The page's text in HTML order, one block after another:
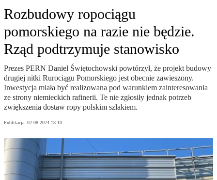
Rozbudowy ropociągu
pomorskiego na razie nie będzie.
Rząd podtrzymuje stanowisko
Prezes PERN Daniel Świętochowski powtórzył, że projekt budowy
drugiej nitki Rurociągu Pomorskiego jest obecnie zawieszony.
Inwestycja miała być realizowana pod warunkiem zainteresowania
ze strony niemieckich rafinerii. Te nie zgłosiły jednak potrzeb
zwiększenia dostaw ropy polskim szlakiem.
Publikacja: 02.08.2024 18:10